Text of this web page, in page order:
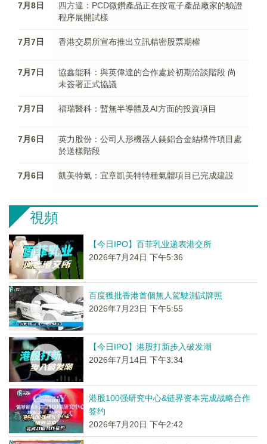
7月8日
四方達：PCD微鑽產品正在按電子產品廠家的驗證
程序展開試樣
7月7日 香港交易所宣布推出立訊精密股票期權
7月7日
協鑫能科：與英偉達的合作處於初期洽談階段 尚
未簽署正式協議
7月7日 福瑞醫科：暫無半導體及AI方面的投資項目
7月6日
英力股份：公司人形機器人鎂鋁合金結構件項目處
於送樣階段
7月6日 凱美特氣：宜章凱美特特種氣體項目已完成建設
視頻
【今日IPO】百菲乳业递表港交所
2026年7月24日 下午5:36
百度獲批香港首個無人駕駛測試牌照
2026年7月23日 下午5:55
【今日IPO】港股打新步入破发潮
2026年7月14日 下午3:34
港股100强研究中心&链界资本完成战略合作
签约
2026年7月20日 下午2:42